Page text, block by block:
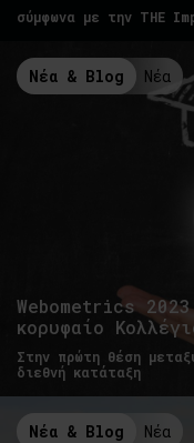
σύμφωνα με την THE
Νέα & Blog Νέα
Webometrics
κορυφαίο
Στην πρώτη θέση
διεθνή κατάταξη
Νέα & Blog Νέα